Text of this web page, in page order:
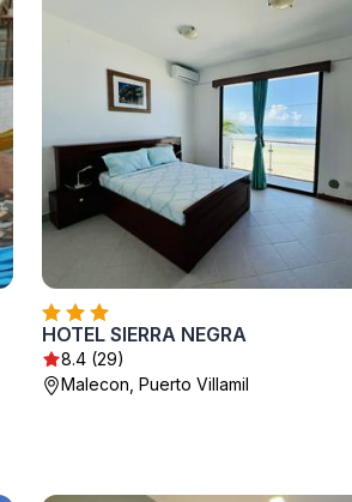
HOTEL SIERRA NEGRA
8.4 (29)
Malecon, Puerto Villamil